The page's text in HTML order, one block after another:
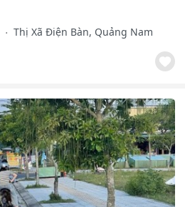
Thị Xã Điện Bàn, Quảng Nam